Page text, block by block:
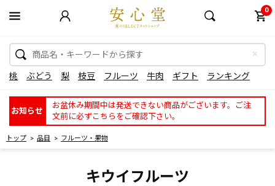
0
桃 ぶどう 梨 枝豆 フルーツ 牛肉 ギフト ランキング
お知らせ
お盆休み期間中は発送できない商品がございます。ご注
文前に必ずこちらをご確認下さい。
トップ 品目 フルーツ・果物
キウイフルーツ